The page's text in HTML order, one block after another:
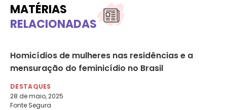
MATÉRIAS
RELACIONADAS
Homicídios de mulheres nas residências e a
mensuração do feminicídio no Brasil
DESTAQUES
28 de maio, 2025
Fonte Segura